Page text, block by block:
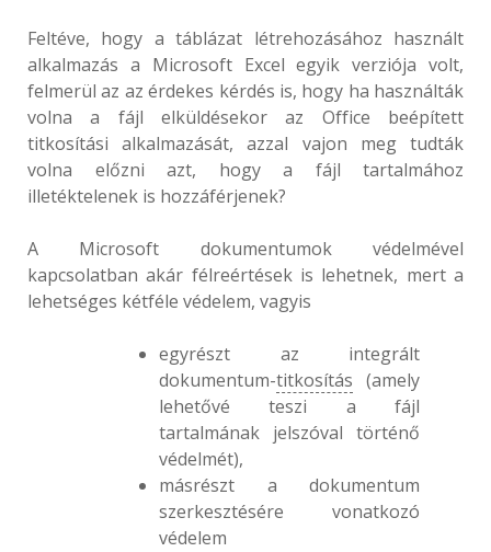
Feltéve, hogy a táblázat létrehozásához használt
alkalmazás a Microsoft Excel egyik verziója volt,
felmerül az az érdekes kérdés is, hogy ha használták
volna a fájl elküldésekor az Office beépített
titkosítási alkalmazását, azzal vajon meg tudták
volna előzni azt, hogy a fájl tartalmához
illetéktelenek is hozzáférjenek?
A Microsoft dokumentumok védelmével
kapcsolatban akár félreértések is lehetnek, mert a
lehetséges kétféle védelem, vagyis
egyrészt az integrált
dokumentum-titkosítás (amely
lehetővé teszi a fájl
tartalmának jelszóval történő
védelmét),
másrészt a dokumentum
szerkesztésére vonatkozó
védelem